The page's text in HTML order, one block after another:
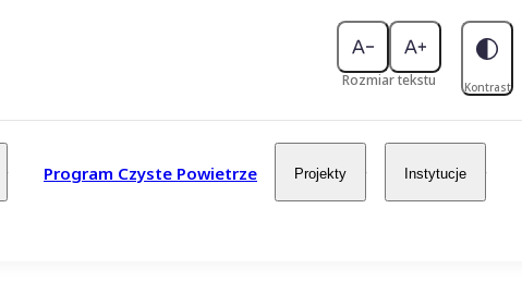
Rozmiar tekstu Kontrast
Program Czyste Powietrze Projekty Instytucje